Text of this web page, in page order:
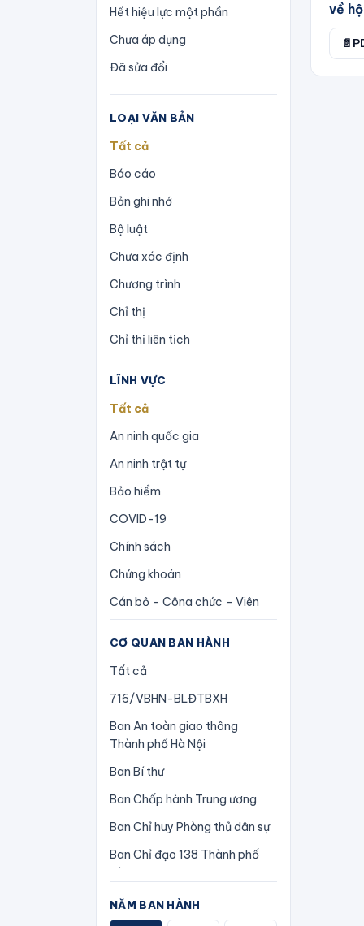
Hết hiệu lực một phần
Chưa áp dụng
Đã sửa đổi
LOẠI VĂN BẢN
Tất cả
Báo cáo
Bản ghi nhớ
Bộ luật
Chưa xác định
Chương trình
Chỉ thị
Chỉ thị liên tịch
Luật
Lệnh
Nghị quyết
Nghị quyết liên tịch
Nghị định
Nghị định thư
Phương án
Quy chế phối hợp
Quyết định
LĨNH VỰC
Tất cả
An ninh quốc gia
An ninh trật tự
Bảo hiểm
COVID-19
Chính sách
Chứng khoán
Cán bộ – Công chức – Viên
chức
Công nghiệp
Cơ cấu tổ chức
Cổ phần-Cổ phần hoá
Doanh nghiệp
nghề
Hàng hải
Hành chính
CƠ QUAN BAN HÀNH
Tất cả
716/VBHN-BLĐTBXH
Ban An toàn giao thông
Thành phố Hà Nội
Ban Bí thư
Ban Chấp hành Trung ương
Ban Chỉ huy Phòng thủ dân sự
Ban Chỉ đạo 138 Thành phố
Hà Nội
Ban Chỉ đạo 138/CP
NĂM BAN HÀNH
về
📄